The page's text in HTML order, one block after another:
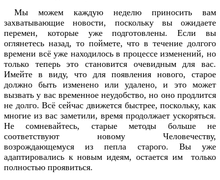
Мы можем каждую неделю приносить вам
захватывающие новости, поскольку вы ожидаете
перемен, которые уже подготовлены. Если вы
оглянетесь назад, то поймете, что в течение долгого
времени всё уже находилось в процессе изменений, но
только теперь это становится очевидным для вас.
Имейте в виду, что для появления нового, старое
должно быть изменено или удалено, и это может
вызвать у вас временное неудобство, но оно продлится
не долго. Всё сейчас движется быстрее, поскольку, как
многие из вас заметили, время продолжает ускоряться.
Не сомневайтесь, старые методы больше не
соответствуют новому Человечеству,
возрождающемуся из пепла старого. Вы уже
адаптировались к новым идеям, остается им только
полностью проявиться.